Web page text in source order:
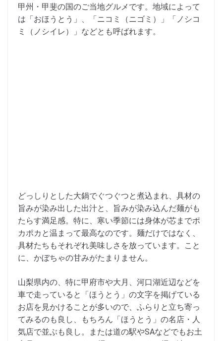
甲州・甲斐の国のご当地グルメです。地域によって
は「おほうとう」、「ニコミ（ニゴミ）」「ノシコ
ミ（ノシイレ）」などとも呼ばれます。
どっしりとした大鍋でぐつぐつと煮込まれ、具材の
旨みが染み出した出汁と、旨みが染み込んだ麺がも
たらす満足感。特に、寒い季節には身体が芯までポ
カポカと温まって最高なのです。麺だけではなく、
具材たちもそれぞれ美味しさを放っています。こと
に、かぼちゃの甘みがたまりません。
山梨県内の、特に甲府市や大月、河口湖近辺などを
車で走っていると「ほうとう」の文字を掲げている
お店を見かけることが多いので、ふらりと立ち寄っ
てみるのも良し、もちろん「ほうとう」の名店・人
気店で並ぶも良し。または道の駅やSAなどでもお土